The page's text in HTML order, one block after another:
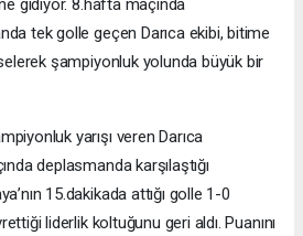
tek golle geçen Darıca ekibi, bitime
şampiyonluk yolunda büyük bir
yarışı veren Darıca
deplasmanda karşılaştığı
15.dakikada attığı golle 1-0
liderlik koltuğunu geri aldı. Puanını